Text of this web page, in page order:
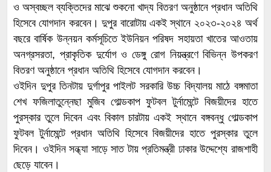
ও অস্বচ্ছল ব্যক্তিদের মাঝে শুকনো খাদ্য বিতরণ অনুষ্ঠানে প্রধান অতিথি
হিসেবে যোগদান করবেন। দুপুর বারোটায় একই স্থানে ২০২৩-২০২৪ অর্থ
বছরে বার্ষিক উন্নয়ন কর্মসূচিতে ইউনিয়ন পরিষদ সহায়তা খাতের আওতায়
অনগ্রসরতা, প্রাকৃতিক দুর্যোগ ও ডেঙ্গু রোগ নিয়ন্ত্রণে বিভিন্ন উপকরণ
বিতরণ অনুষ্ঠানে প্রধান অতিথি হিসেবে যোগদান করবেন।
ওইদিন দুপুর তিনটায় দুর্গাপুর পাইলট সরকারি উচ্চ বিদ্যালয় মাঠে বঙ্গমাতা
শেখ ফজিলাতুন্নেছা মুজিব গোল্ডকাপ ফুটবল টুর্নামেন্টে বিজয়ীদের হাতে
পুরস্কার তুলে দিবেন এবং বিকাল চারটায় একই স্থানে বঙ্গবন্ধু গোল্ডকাপ
ফুটবল টুর্নামেন্টে প্রধান অতিথি হিসেবে বিজয়ীদের হাতে পুরস্কার তুলে
দিবেন। ওইদিন সন্ধ্যা সাড়ে সাত টায় প্রতিমন্ত্রী ঢাকার উদ্দেশ্যে রাজশাহী
ছেড়ে যাবেন।